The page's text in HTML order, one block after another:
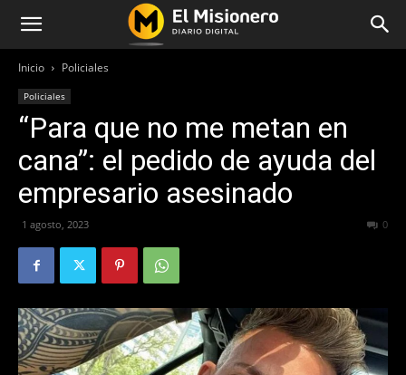
Inicio Policiales
Policiales
“Para que no me metan en
cana”: el pedido de ayuda del
empresario asesinado
1 agosto, 2023 0